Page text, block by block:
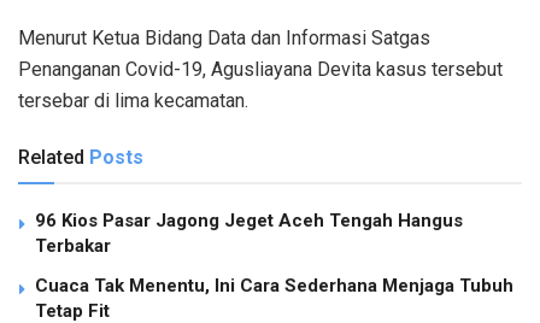
Menurut Ketua Bidang Data dan Informasi Satgas
Penanganan Covid-19, Agusliayana Devita kasus tersebut
tersebar di lima kecamatan.
Related Posts
96 Kios Pasar Jagong Jeget Aceh Tengah Hangus
Terbakar
Cuaca Tak Menentu, Ini Cara Sederhana Menjaga Tubuh
Tetap Fit